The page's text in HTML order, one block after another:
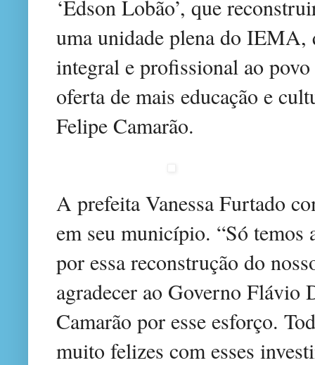
‘Edson Lobão’, que
uma unidade plena do IEMA,
integral e profissional ao
oferta de mais educação e
Felipe Camarão.
A prefeita Vanessa Furtado
em seu município. “Só temos
por essa reconstrução do
agradecer ao Governo Flávio
Camarão por esse esforço.
muito felizes com esses